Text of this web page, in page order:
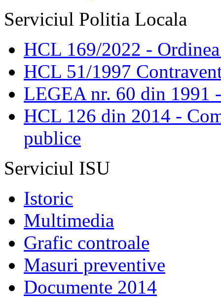
Serviciul Politia Locala
HCL 169/2022 -
HCL 51/1997
LEGEA nr. 60 din 1991
HCL 126 din 2014 -
publice
Serviciul ISU
Istoric
Multimedia
Grafic controale
Masuri preventive
Documente 2014